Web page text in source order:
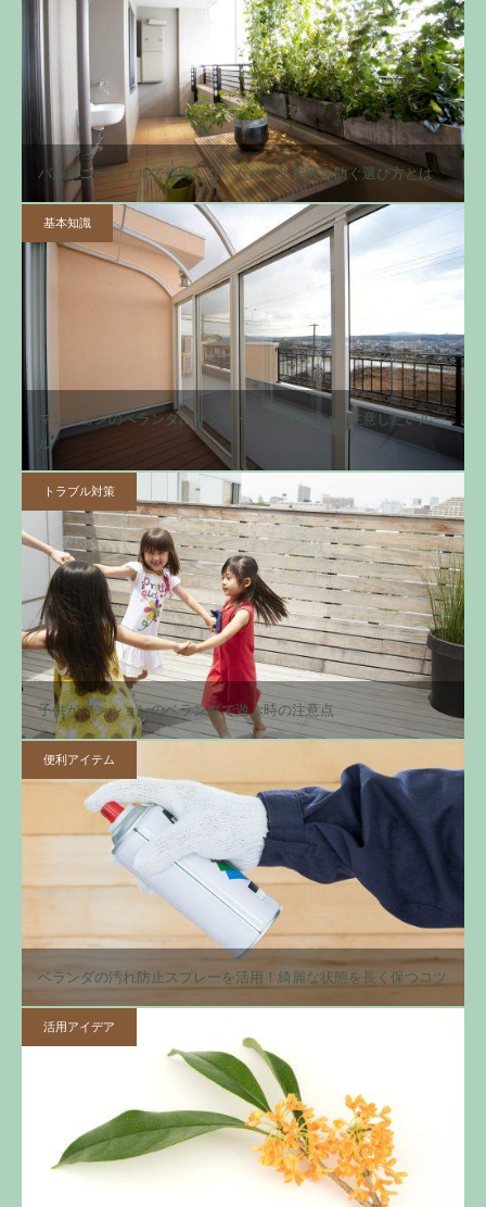
バルコニータイルで後悔しないために｜失敗を防ぐ選び方とは
基本知識
マンションのベランダにサンルーム？増築扱いに注意したいルー
ル
トラブル対策
子供がマンションのベランダで遊ぶ時の注意点
便利アイテム
ベランダの汚れ防止スプレーを活用！綺麗な状態を長く保つコツ
活用アイデア